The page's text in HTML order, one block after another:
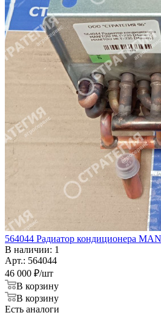
564044 Радиатор кондиционера
В наличии: 1
Арт.: 564044
46 000 ₽/шт
В корзину
В корзину
Есть аналоги